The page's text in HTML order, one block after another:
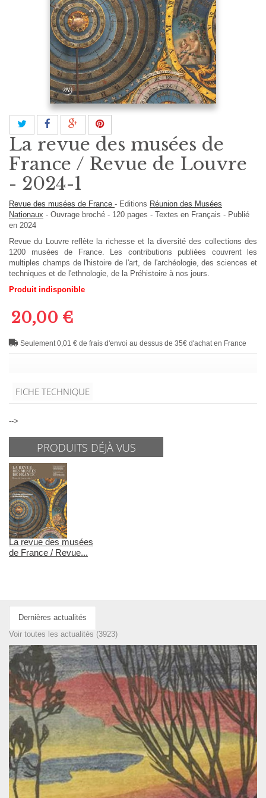
La revue des musées de
France / Revue de Louvre
- 2024-1
Revue des musées de France - Editions Réunion des Musées
Nationaux - Ouvrage broché - 120 pages - Textes en Français - Publié
en 2024
Revue du Louvre reflète la richesse et la diversité des collections des
1200 musées de France. Les contributions publiées couvrent les
multiples champs de l'histoire de l'art, de l'archéologie, des sciences et
techniques et de l'ethnologie, de la Préhistoire à nos jours.
Produit indisponible
20,00 €
Seulement 0,01 € de frais d'envoi au dessus de 35€ d'achat en France
FICHE TECHNIQUE
-->
PRODUITS DÉJÀ VUS
La revue des musées
de France / Revue...
Dernières actualités
Voir toutes les actualités (3923)